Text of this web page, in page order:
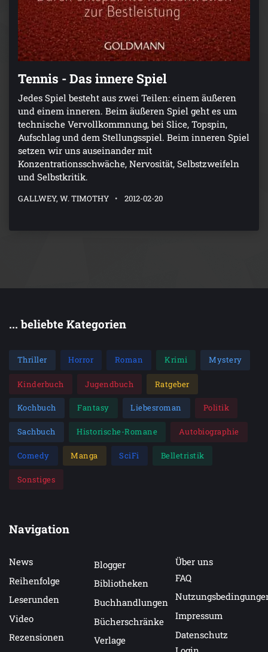
Tennis - Das innere Spiel
Jedes Spiel besteht aus zwei Teilen: einem äußeren
und einem inneren. Beim äußeren Spiel geht es um
technische Vervollkommnung, bei Slice, Topspin,
Aufschlag und dem Stellungsspiel. Beim inneren Spiel
setzen wir uns auseinander mit
Konzentrationsschwäche, Nervosität, Selbstzweifeln
und Selbstkritik.
GALLWEY, W. TIMOTHY 2012-02-20
... beliebte Kategorien
Thriller Horror Roman Krimi Mystery
Kinderbuch Jugendbuch Ratgeber
Kochbuch Fantasy Liebesroman Politik
Sachbuch Historische-Romane Autobiographie
Comedy Manga SciFi Belletristik
Sonstiges
Navigation
News
Reihenfolge
Leserunden
Video
Rezensionen
Blogger
Bibliotheken
Buchhandlungen
Bücherschränke
Verlage
Über uns
FAQ
Impressum
Datenschutz